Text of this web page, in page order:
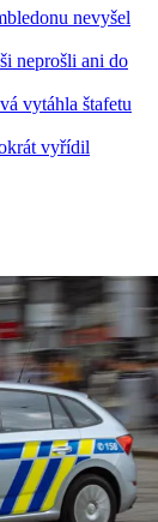
nevyšel
neprošli ani do
vytáhla štafetu
vyřídil